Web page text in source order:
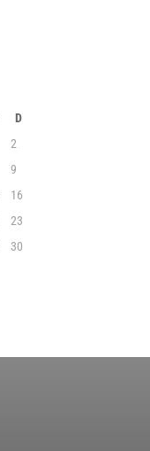
D
2
9
16
23
30